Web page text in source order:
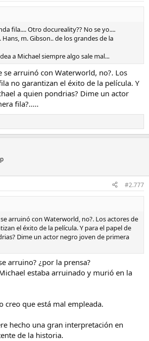
fila.... Otro docureality?? No se yo....
m. Gibson.. de los grandes de la
a Michael siempre algo sale mal...
se arruinó con Waterworld, no?. Los
no garantizan el éxito de la película. Y
a quien pondrias? Dime un actor
fila?.....
#2.777
arruinó con Waterworld, no?. Los actores de
el éxito de la película. Y para el papel de
Dime un actor negro joven de primera
arruino? ¿por la prensa?
estaba arruinado y murió en la
creo que está mal empleada.
hecho una gran interpretación en
de la historia.